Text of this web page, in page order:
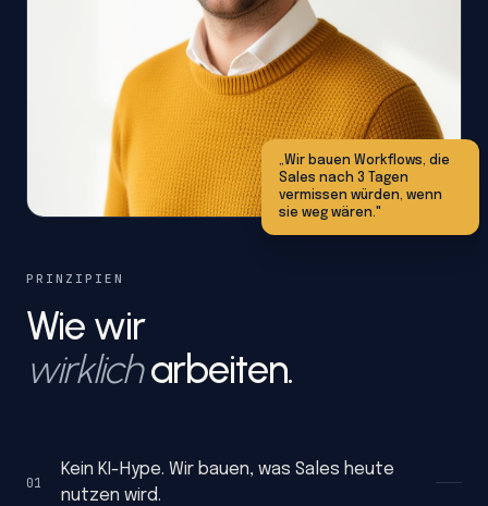
„Wir bauen Workflows, die
Sales nach 3 Tagen
vermissen würden, wenn
sie weg wären."
PRINZIPIEN
Wie wir
wirklicharbeiten.
01
Kein KI-Hype. Wir bauen, was Sales heute
nutzen wird.